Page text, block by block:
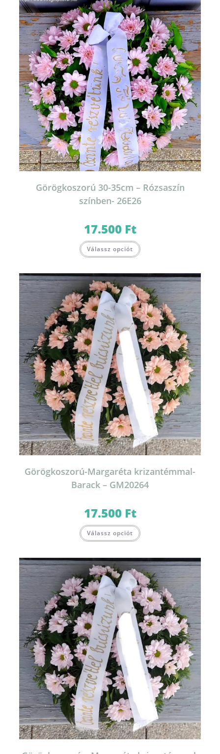
Görögkoszorú 30-35cm – Rózsaszín
színben- 26E26
17.500 Ft
Válassz opciót
Görögkoszorú-Margaréta krizantémmal-
Barack – GM20264
17.500 Ft
Válassz opciót